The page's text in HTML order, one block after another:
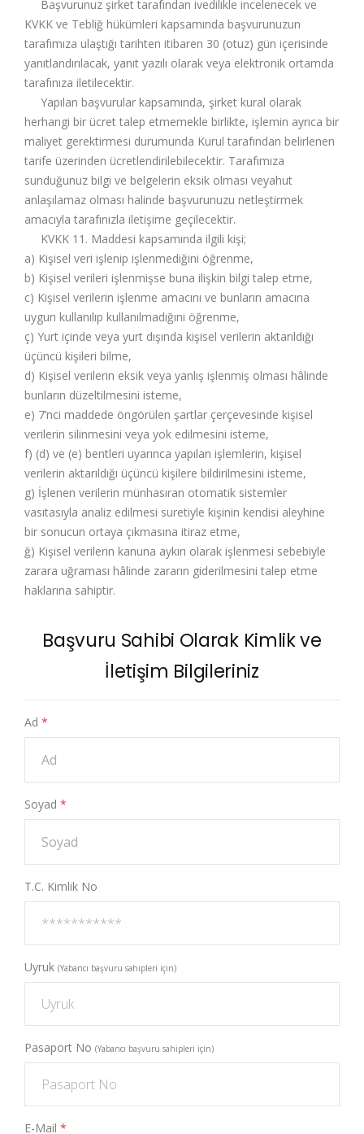
Başvurunuz şirket tarafından ivedilikle incelenecek ve
KVKK ve Tebliğ hükümleri kapsamında başvurunuzun
tarafımıza ulaştığı tarihten itibaren 30 (otuz) gün içerisinde
yanıtlandırılacak, yanıt yazılı olarak veya elektronik ortamda
tarafınıza iletilecektir.
Yapılan başvurular kapsamında, şirket kural olarak
herhangi bir ücret talep etmemekle birlikte, işlemin ayrıca bir
maliyet gerektirmesi durumunda Kurul tarafından belirlenen
tarife üzerinden ücretlendirilebilecektir. Tarafımıza
sunduğunuz bilgi ve belgelerin eksik olması veyahut
anlaşılamaz olması halinde başvurunuzu netleştirmek
amacıyla tarafınızla iletişime geçilecektir.
KVKK 11. Maddesi kapsamında ilgili kişi;
a) Kişisel veri işlenip işlenmediğini öğrenme,
b) Kişisel verileri işlenmişse buna ilişkin bilgi talep etme,
c) Kişisel verilerin işlenme amacını ve bunların amacına
uygun kullanılıp kullanılmadığını öğrenme,
ç) Yurt içinde veya yurt dışında kişisel verilerin aktarıldığı
üçüncü kişileri bilme,
d) Kişisel verilerin eksik veya yanlış işlenmiş olması hâlinde
bunların düzeltilmesini isteme,
e) 7’nci maddede öngörülen şartlar çerçevesinde kişisel
verilerin silinmesini veya yok edilmesini isteme,
f) (d) ve (e) bentleri uyarınca yapılan işlemlerin, kişisel
verilerin aktarıldığı üçüncü kişilere bildirilmesini isteme,
g) İşlenen verilerin münhasıran otomatik sistemler
vasıtasıyla analiz edilmesi suretiyle kişinin kendisi aleyhine
bir sonucun ortaya çıkmasına itiraz etme,
ğ) Kişisel verilerin kanuna aykırı olarak işlenmesi sebebiyle
zarara uğraması hâlinde zararın giderilmesini talep etme
haklarına sahiptir.
Başvuru Sahibi Olarak Kimlik ve
İletişim Bilgileriniz
Ad *
Soyad *
T.C. Kimlik No
Uyruk (Yabancı başvuru sahipleri için)
Pasaport No (Yabancı başvuru sahipleri için)
E-Mail *